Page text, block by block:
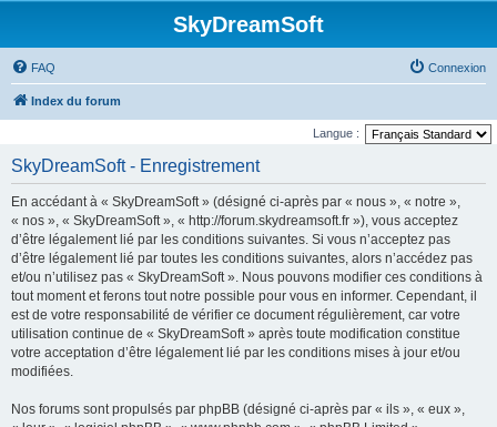
SkyDreamSoft
FAQ Connexion
Index du forum
Langue :
SkyDreamSoft - Enregistrement
En accédant à « SkyDreamSoft » (désigné ci-après par « nous », « notre »,
« nos », « SkyDreamSoft », « http://forum.skydreamsoft.fr »), vous acceptez
d’être légalement lié par les conditions suivantes. Si vous n’acceptez pas
d’être légalement lié par toutes les conditions suivantes, alors n’accédez pas
et/ou n’utilisez pas « SkyDreamSoft ». Nous pouvons modifier ces conditions à
tout moment et ferons tout notre possible pour vous en informer. Cependant, il
est de votre responsabilité de vérifier ce document régulièrement, car votre
utilisation continue de « SkyDreamSoft » après toute modification constitue
votre acceptation d’être légalement lié par les conditions mises à jour et/ou
modifiées.
Nos forums sont propulsés par phpBB (désigné ci-après par « ils », « eux »,